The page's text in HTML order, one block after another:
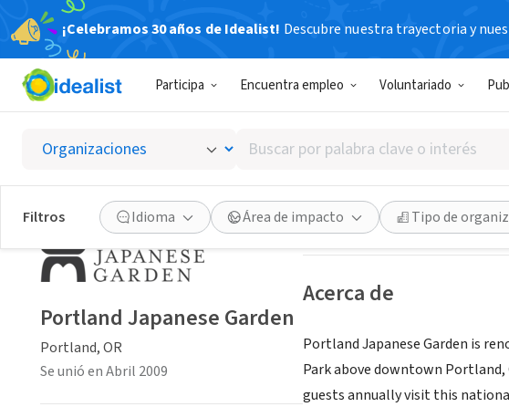
¡Celebramos 30 años de Idealist! Descubre nuestra trayectoria y
Participa Encuentra empleo Voluntariado
Buscar
por
palabra
clave
o
interés
Filtros Idioma Área de impacto Tipo de
Portland
Portland, OR|
Guardar Compartir
Acerca de
Portland Japanese Garden is
Park above downtown
guests annually visit this
Portland Japanese Garden
Portland, OR
Se unió en Abril 2009